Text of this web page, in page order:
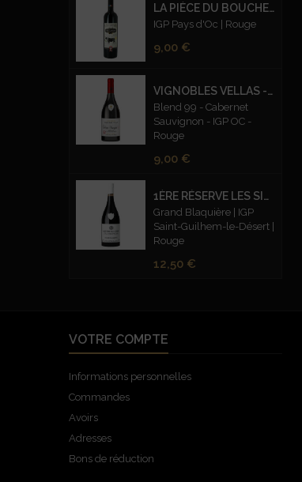
LA PIÈCE DU BOUCHER
IGP Pays d'Oc | Rouge
Prix
9,00 €
VIGNOBLES VELLAS - CUVEE PRESTIGE BLEND 99 CABERNET SAUVIGNON – ROUGE
Blend 99 - Cabernet
Sauvignon - IGP OC -
Rouge
Prix
9,00 €
1ÈRE RÉSERVE LES SILEX FUMÉS ROUGE
Grand Blaquière | IGP
Saint-Guilhem-le-Désert |
Rouge
Prix
12,50 €
VOTRE COMPTE
Informations personnelles
Commandes
Avoirs
Adresses
Bons de réduction